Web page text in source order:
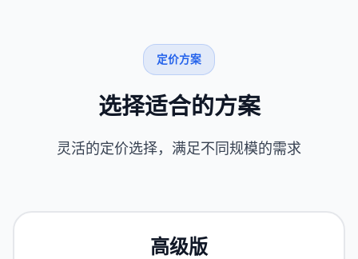
定价方案
选择适合的方案
灵活的定价选择，满足不同规模的需求
高级版